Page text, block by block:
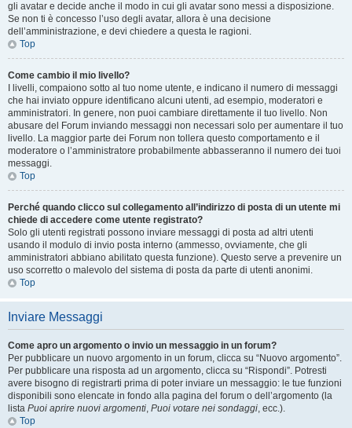
gli avatar e decide anche il modo in cui gli avatar sono messi a disposizione.
Se non ti è concesso l’uso degli avatar, allora è una decisione
dell’amministrazione, e devi chiedere a questa le ragioni.
Top
Come cambio il mio livello?
I livelli, compaiono sotto al tuo nome utente, e indicano il numero di messaggi
che hai inviato oppure identificano alcuni utenti, ad esempio, moderatori e
amministratori. In genere, non puoi cambiare direttamente il tuo livello. Non
abusare del Forum inviando messaggi non necessari solo per aumentare il tuo
livello. La maggior parte dei Forum non tollera questo comportamento e il
moderatore o l’amministratore probabilmente abbasseranno il numero dei tuoi
messaggi.
Top
Perché quando clicco sul collegamento all’indirizzo di posta di un utente mi
chiede di accedere come utente registrato?
Solo gli utenti registrati possono inviare messaggi di posta ad altri utenti
usando il modulo di invio posta interno (ammesso, ovviamente, che gli
amministratori abbiano abilitato questa funzione). Questo serve a prevenire un
uso scorretto o malevolo del sistema di posta da parte di utenti anonimi.
Top
Inviare Messaggi
Come apro un argomento o invio un messaggio in un forum?
Per pubblicare un nuovo argomento in un forum, clicca su “Nuovo argomento”.
Per pubblicare una risposta ad un argomento, clicca su “Rispondi”. Potresti
avere bisogno di registrarti prima di poter inviare un messaggio: le tue funzioni
disponibili sono elencate in fondo alla pagina del forum o dell’argomento (la
lista Puoi aprire nuovi argomenti, Puoi votare nei sondaggi, ecc.).
Top